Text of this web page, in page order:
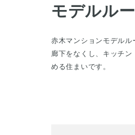
モデルル
赤木マンションモデルル
廊下をなくし、キッチ
める住まいです。